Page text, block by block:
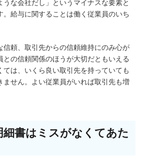
な会社だし」というマイナスな要素と
。給与に関することは働く従業員のいち
信頼、取引先からの信頼維持にのみ心が
との信頼関係のほうが大切だともいえる
は、いくら良い取引先を持っていても
ません。よい従業員がいれば取引先も増
細書はミスがなくてあた